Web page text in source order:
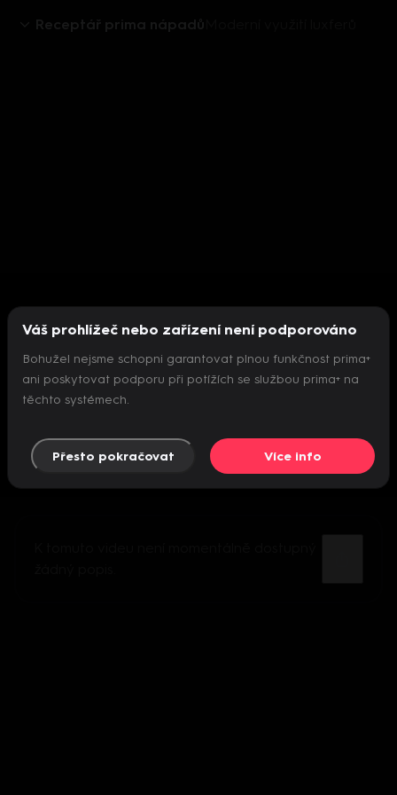
Receptář prima nápadů
Nepodařilo se inicializovat přehrávač
Váš prohlížeč nebo zařízení není podporováno
Bohužel nejsme schopni garantovat plnou funkčnost prima+
ani poskytovat podporu při potížích se službou prima+ na
těchto systémech.
Přesto pokračovat Více info